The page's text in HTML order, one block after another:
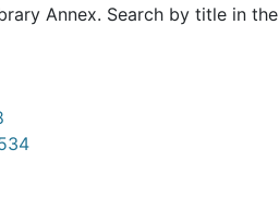
Annex. Search by title in the